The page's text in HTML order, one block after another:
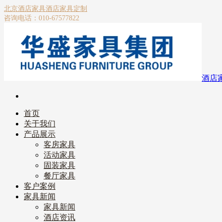
北京酒店家具酒店家具定制
咨询电话：010-67577822
酒店
首页
关于我们
产品展示
客房家具
活动家具
固装家具
餐厅家具
客户案例
家具新闻
家具新闻
酒店资讯